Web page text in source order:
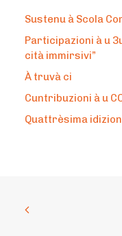
Sustenu à Scola
Participazioni à u
cità immirsivi”
À truvà ci
Cuntribuzioni à u
Quattrèsima